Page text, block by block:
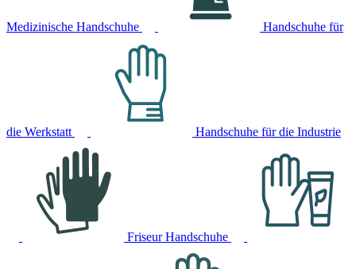
Medizinische Handschuhe Handschuhe für
die Werkstatt Handschuhe für die Industrie
Friseur Handschuhe